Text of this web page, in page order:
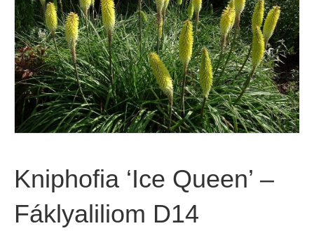
Kniphofia ‘Ice Queen’ –
Fáklyaliliom D14